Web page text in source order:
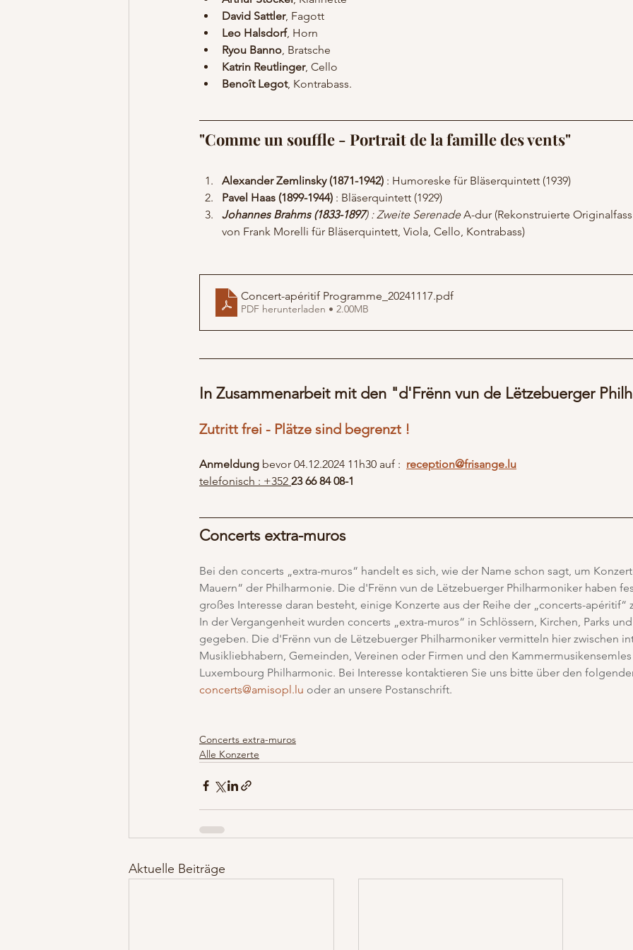
David Sattler, Fagott
Leo Halsdorf, Horn
Ryou Banno, Bratsche
Katrin Reutlinger, Cello
Benoît Legot, Kontrabass.
"Comme un souffle - Portrait de la famille des vents"
Alexander Zemlinsky (1871-1942) : Humoreske für Bläserquintett (1939)
Pavel Haas (1899-1944) : Bläserquintett (1929)
Johannes Brahms (1833-1897) : Zweite Serenade A-dur (Rekonstruierte
von Frank Morelli für Bläserquintett, Viola, Cello, Kontrabass)
Concert-apéritif Programme_20241117.pdf
PDF herunterladen • 2.00MB
In Zusammenarbeit mit den "d'Frënn vun de Lëtzebuerger
Zutritt frei - Plätze sind begrenzt !
Anmeldung bevor 04.12.2024 11h30 auf : reception@frisange.lu
telefonisch : +352 23 66 84 08-1
Concerts extra-muros
Bei den concerts „extra-muros“ handelt es sich, wie der Name schon sagt, um
Mauern“ der Philharmonie. Die d'Frënn vun de Lëtzebuerger Philharmoniker haben
großes Interesse daran besteht, einige Konzerte aus der Reihe der „concerts-
In der Vergangenheit wurden concerts „extra-muros“ in Schlössern, Kirchen, Parks
gegeben. Die d'Frënn vun de Lëtzebuerger Philharmoniker vermitteln hier zwischen
Musikliebhabern, Gemeinden, Vereinen oder Firmen und den
Luxembourg Philharmonic. Bei Interesse kontaktieren Sie uns bitte über den
concerts@amisopl.lu oder an unsere Postanschrift.
Concerts extra-muros
Alle Konzerte
Aktuelle Beiträge